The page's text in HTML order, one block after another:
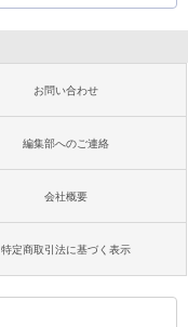
お問い合わせ
編集部へのご連絡
会社概要
特定商取引法に基づく表示